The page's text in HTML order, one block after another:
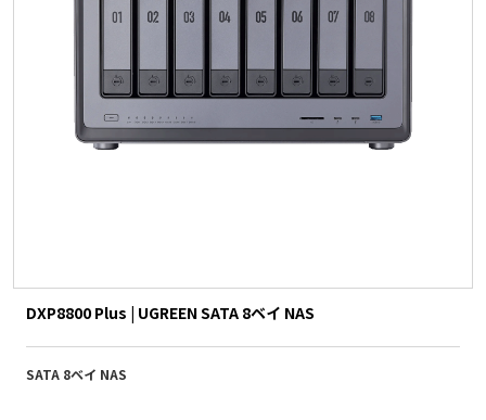
DXP8800 Plus | UGREEN SATA 8ベイ NAS
SATA 8ベイ NAS